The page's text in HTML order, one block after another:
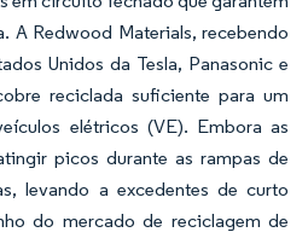
A Redwood Materials, recebendo
Unidos da Tesla, Panasonic e
reciclada suficiente para um
elétricos (VE). Embora as
picos durante as rampas de
levando a excedentes de curto
do mercado de reciclagem de